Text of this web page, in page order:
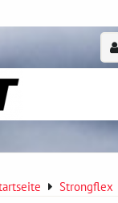
Strongflex